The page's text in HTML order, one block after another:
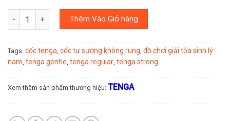
Số lượng Thêm Vào Giỏ hàng
Tags: cốc tenga, cốc tự sướng không rung, đồ chơi giải tỏa sinh lý
nam, tenga gentle, tenga regular, tenga strong
Xem thêm sản phẩm thương hiệu: TENGA